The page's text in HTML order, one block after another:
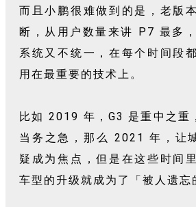
而且小鹏很难做到的是，老版
断，从用户数量来讲 P7 最多
系统又不统一，在每个时间段
用在最重要的技术上。
比如 2019 年，G3 是重中之
当务之急，那么 2021 年，让
疑成为焦点，但是在这些时间
车型的升级就成为了「被人遗忘